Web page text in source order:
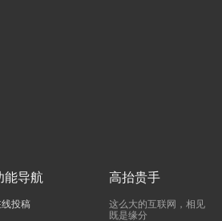
能导航
投稿
高抬贵手
这么大的互联网，相见
既是缘分